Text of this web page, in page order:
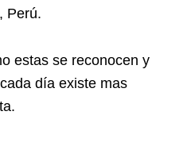
Perú.
estas se reconocen y
día existe mas